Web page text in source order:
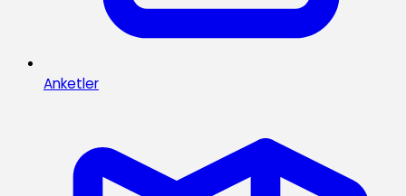
Anketler